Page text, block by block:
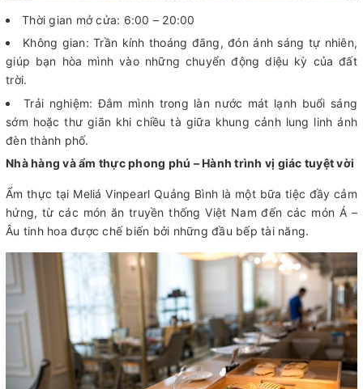
Thời gian mở cửa: 6:00 – 20:00
Không gian: Trần kính thoáng đãng, đón ánh sáng tự nhiên,
giúp bạn hòa mình vào những chuyển động diệu kỳ của đất
trời.
Trải nghiệm: Đắm mình trong làn nước mát lạnh buổi sáng
sớm hoặc thư giãn khi chiều tà giữa khung cảnh lung linh ánh
đèn thành phố.
Nhà hàng và ẩm thực phong phú – Hành trình vị giác tuyệt vời
Ẩm thực tại Meliá Vinpearl Quảng Bình là một bữa tiệc đầy cảm
hứng, từ các món ăn truyền thống Việt Nam đến các món Á –
Âu tinh hoa được chế biến bởi những đầu bếp tài năng.